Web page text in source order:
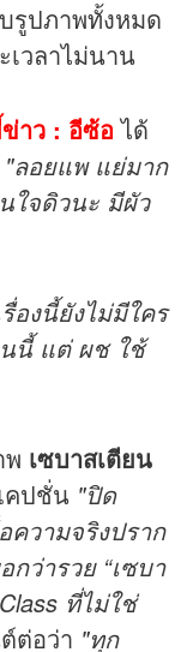
รูปภาพทั้งหมด
วลาไม่นาน
าว : อีซ้อได้
"ลอยแพ แย่มาก
ใจดิวนะ มีผัว
องนี้ยังไม่มีใคร
นี้ แต่ ผช ใช้
พ เซบาสเตียน
คปชั่น "ปิด
ความจริงปราก
ว่ารวย “เซบา
ที่ไม่ใช่
ต่อว่า "ทุก